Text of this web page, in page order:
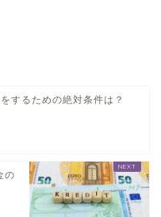
するための絶対条件は？
の